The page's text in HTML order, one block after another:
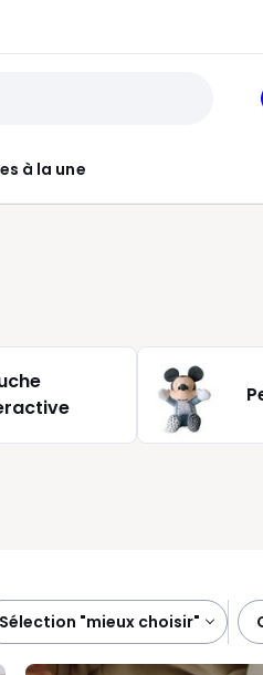
à la une
sélection "mieux choisir"